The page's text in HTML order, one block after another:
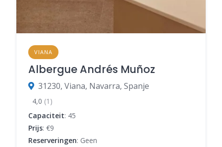
VIANA
Albergue Andrés Muñoz
31230, Viana, Navarra, Spanje
4,0 (1)
Capaciteit: 45
Prijs: €9
Reserveringen: Geen